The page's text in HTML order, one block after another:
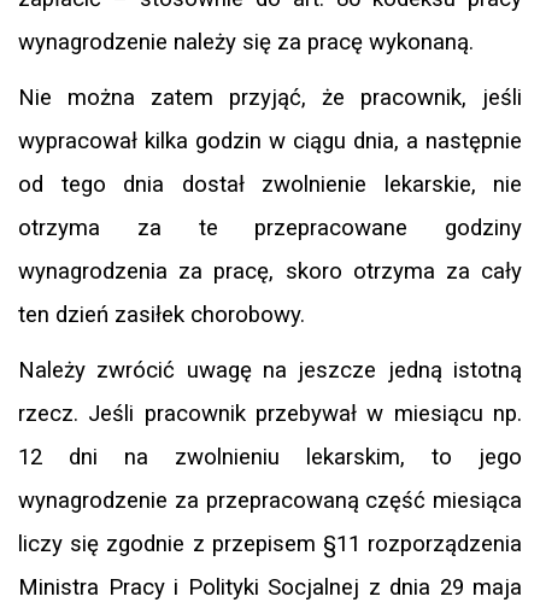
wynagrodzenie należy się za pracę wykonaną.
Nie można zatem przyjąć, że pracownik, jeśli
wypracował kilka godzin w ciągu dnia, a następnie
od tego dnia dostał zwolnienie lekarskie, nie
otrzyma za te przepracowane godziny
wynagrodzenia za pracę, skoro otrzyma za cały
ten dzień zasiłek chorobowy.
Należy zwrócić uwagę na jeszcze jedną istotną
rzecz. Jeśli pracownik przebywał w miesiącu np.
12 dni na zwolnieniu lekarskim, to jego
wynagrodzenie za przepracowaną część miesiąca
liczy się zgodnie z przepisem §11 rozporządzenia
Ministra Pracy i Polityki Socjalnej z dnia 29 maja